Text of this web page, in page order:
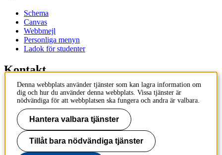
Schema
Canvas
Webbmejl
Personliga menyn
Ladok för studenter
Kontakt
Kontakta utbildningsprogram
Kontakta kurs
IT-support
KTH Entré
KTH
100 44 Stockholm
Denna webbplats använder tjänster som kan lagra information om
dig och hur du använder denna webbplats. Vissa tjänster är
nödvändiga för att webbplatsen ska fungera och andra är valbara.
Hantera valbara tjänster
Tillåt bara nödvändiga tjänster